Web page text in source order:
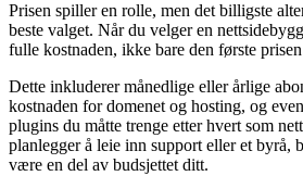
Prisen spiller en rolle, men det billigste
beste valget. Når du velger en
fulle kostnaden, ikke bare den første prisen
Dette inkluderer månedlige eller årlige
kostnaden for domenet og hosting, og
plugins du måtte trenge etter hvert som
planlegger å leie inn support eller et byrå,
være en del av budsjettet ditt.